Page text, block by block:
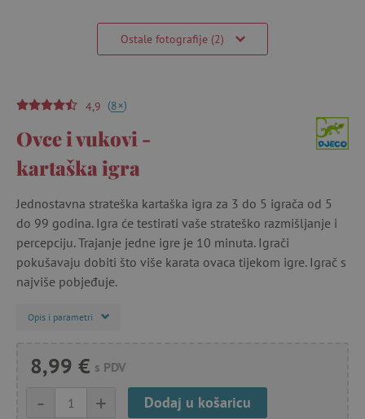
Ostale fotografije (2)
4,9 (8+)
Ovce i vukovi -
kartaška igra
Jednostavna strateška kartaška igra za 3 do 5 igrača od 5
do 99 godina. Igra će testirati vaše strateško razmišljanje i
percepciju. Trajanje jedne igre je 10 minuta. Igrači
pokušavaju dobiti što više karata ovaca tijekom igre. Igrač s
najviše pobjeđuje.
Opis i parametri
8,99 € s PDV
+
- Dodaj u košaricu